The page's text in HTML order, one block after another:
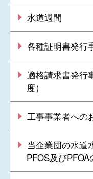
水道週間
各種証明書発行
適格請求書発行
度）
工事事業者への
当企業団の水道
PFOS及び